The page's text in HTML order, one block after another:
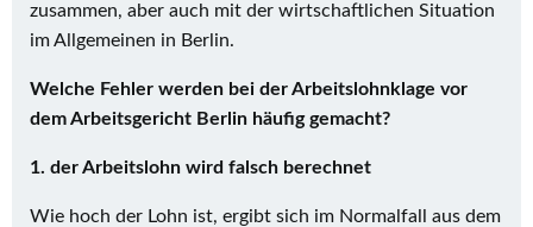
zusammen, aber auch mit der wirtschaftlichen Situation
im Allgemeinen in Berlin.
Welche Fehler werden bei der Arbeitslohnklage vor
dem Arbeitsgericht Berlin häufig gemacht?
1. der Arbeitslohn wird falsch berechnet
Wie hoch der Lohn ist, ergibt sich im Normalfall aus dem